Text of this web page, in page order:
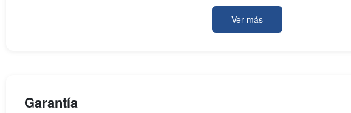
movimiento. Con una combinación de rendimiento superior, características de
iPad Pro de cuarta generación 11 pulgadas se posiciona como un referente en la
Ver más
Garantía